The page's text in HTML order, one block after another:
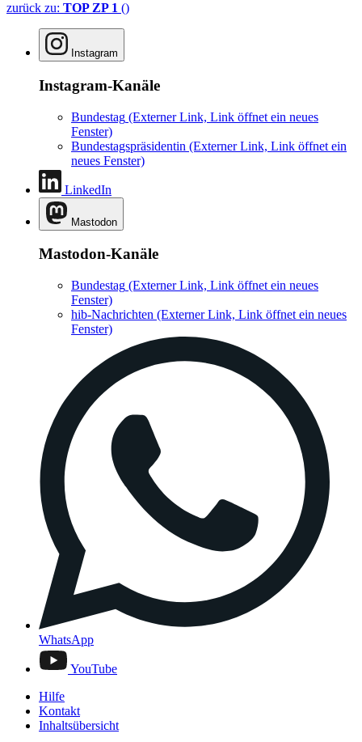
zurück zu: TOP ZP 1 ()
Instagram
Instagram-Kanäle
Bundestag (Externer Link, Link öffnet ein neues
Fenster)
Bundestagspräsidentin (Externer Link, Link öffnet ein
neues Fenster)
LinkedIn
Mastodon
Mastodon-Kanäle
Bundestag (Externer Link, Link öffnet ein neues
Fenster)
hib-Nachrichten (Externer Link, Link öffnet ein neues
Fenster)
WhatsApp
YouTube
Hilfe
Kontakt
Inhaltsübersicht